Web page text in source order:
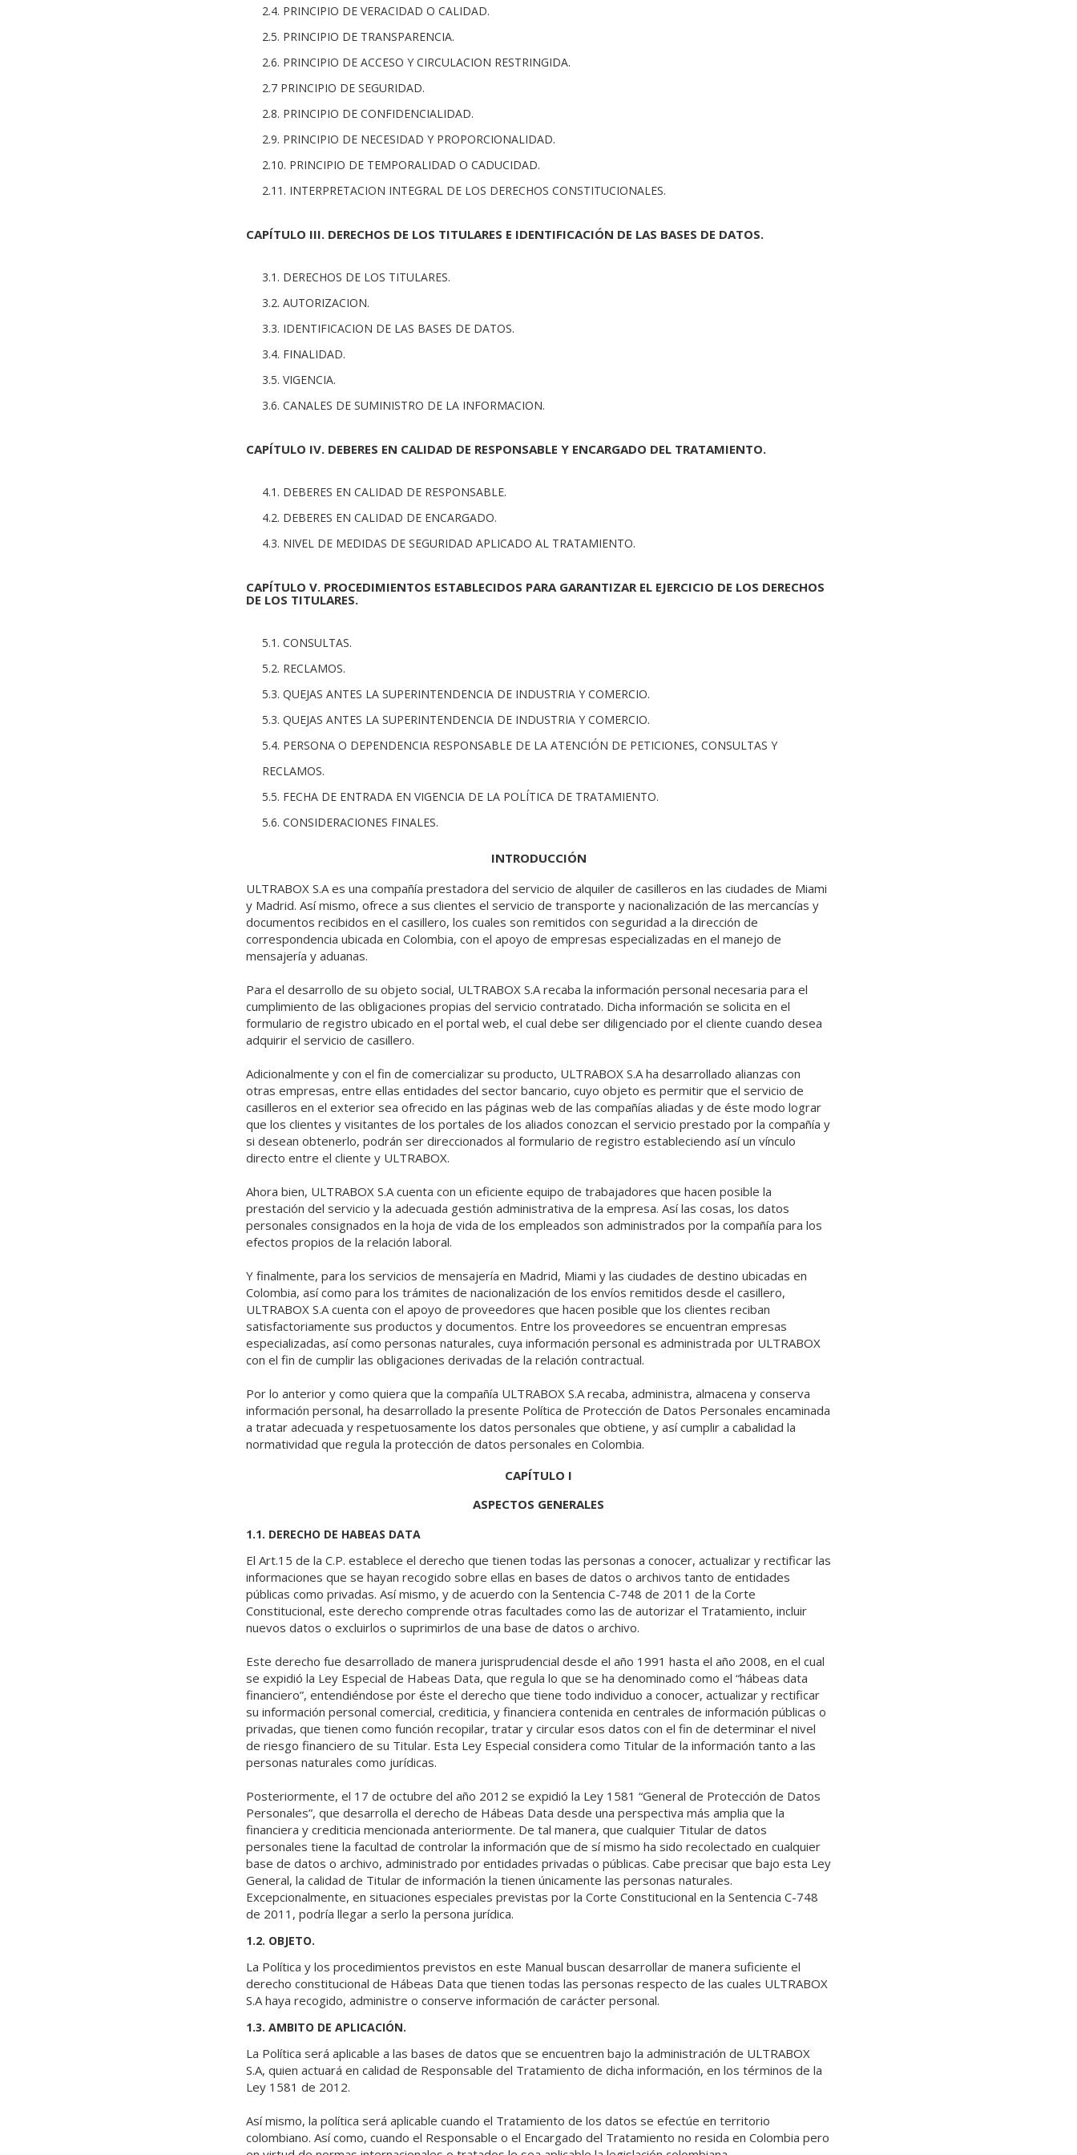
2.4. PRINCIPIO DE VERACIDAD O CALIDAD.
2.5. PRINCIPIO DE TRANSPARENCIA.
2.6. PRINCIPIO DE ACCESO Y CIRCULACION RESTRINGIDA.
2.7 PRINCIPIO DE SEGURIDAD.
2.8. PRINCIPIO DE CONFIDENCIALIDAD.
2.9. PRINCIPIO DE NECESIDAD Y PROPORCIONALIDAD.
2.10. PRINCIPIO DE TEMPORALIDAD O CADUCIDAD.
2.11. INTERPRETACION INTEGRAL DE LOS DERECHOS CONSTITUCIONALES.
CAPÍTULO III. DERECHOS DE LOS TITULARES E IDENTIFICACIÓN DE LAS BASES DE DATOS.
3.1. DERECHOS DE LOS TITULARES.
3.2. AUTORIZACION.
3.3. IDENTIFICACION DE LAS BASES DE DATOS.
3.4. FINALIDAD.
3.5. VIGENCIA.
3.6. CANALES DE SUMINISTRO DE LA INFORMACION.
CAPÍTULO IV. DEBERES EN CALIDAD DE RESPONSABLE Y ENCARGADO DEL TRATAMIENTO.
4.1. DEBERES EN CALIDAD DE RESPONSABLE.
4.2. DEBERES EN CALIDAD DE ENCARGADO.
4.3. NIVEL DE MEDIDAS DE SEGURIDAD APLICADO AL TRATAMIENTO.
CAPÍTULO V. PROCEDIMIENTOS ESTABLECIDOS PARA GARANTIZAR EL EJERCICIO DE LOS DERECHOS
DE LOS TITULARES.
5.1. CONSULTAS.
5.2. RECLAMOS.
5.3. QUEJAS ANTES LA SUPERINTENDENCIA DE INDUSTRIA Y COMERCIO.
5.3. QUEJAS ANTES LA SUPERINTENDENCIA DE INDUSTRIA Y COMERCIO.
5.4. PERSONA O DEPENDENCIA RESPONSABLE DE LA ATENCIÓN DE PETICIONES, CONSULTAS Y
RECLAMOS.
5.5. FECHA DE ENTRADA EN VIGENCIA DE LA POLÍTICA DE TRATAMIENTO.
5.6. CONSIDERACIONES FINALES.
INTRODUCCIÓN
ULTRABOX S.A es una compañía prestadora del servicio de alquiler de casilleros en las ciudades de Miami
y Madrid. Así mismo, ofrece a sus clientes el servicio de transporte y nacionalización de las mercancías y
documentos recibidos en el casillero, los cuales son remitidos con seguridad a la dirección de
correspondencia ubicada en Colombia, con el apoyo de empresas especializadas en el manejo de
mensajería y aduanas.
Para el desarrollo de su objeto social, ULTRABOX S.A recaba la información personal necesaria para el
cumplimiento de las obligaciones propias del servicio contratado. Dicha información se solicita en el
formulario de registro ubicado en el portal web, el cual debe ser diligenciado por el cliente cuando desea
adquirir el servicio de casillero.
Adicionalmente y con el fin de comercializar su producto, ULTRABOX S.A ha desarrollado alianzas con
otras empresas, entre ellas entidades del sector bancario, cuyo objeto es permitir que el servicio de
casilleros en el exterior sea ofrecido en las páginas web de las compañías aliadas y de éste modo lograr
que los clientes y visitantes de los portales de los aliados conozcan el servicio prestado por la compañía y
si desean obtenerlo, podrán ser direccionados al formulario de registro estableciendo así un vínculo
directo entre el cliente y ULTRABOX.
Ahora bien, ULTRABOX S.A cuenta con un eficiente equipo de trabajadores que hacen posible la
prestación del servicio y la adecuada gestión administrativa de la empresa. Así las cosas, los datos
personales consignados en la hoja de vida de los empleados son administrados por la compañía para los
efectos propios de la relación laboral.
Y finalmente, para los servicios de mensajería en Madrid, Miami y las ciudades de destino ubicadas en
Colombia, así como para los trámites de nacionalización de los envíos remitidos desde el casillero,
ULTRABOX S.A cuenta con el apoyo de proveedores que hacen posible que los clientes reciban
satisfactoriamente sus productos y documentos. Entre los proveedores se encuentran empresas
especializadas, así como personas naturales, cuya información personal es administrada por ULTRABOX
con el fin de cumplir las obligaciones derivadas de la relación contractual.
Por lo anterior y como quiera que la compañía ULTRABOX S.A recaba, administra, almacena y conserva
información personal, ha desarrollado la presente Política de Protección de Datos Personales encaminada
a tratar adecuada y respetuosamente los datos personales que obtiene, y así cumplir a cabalidad la
normatividad que regula la protección de datos personales en Colombia.
CAPÍTULO I
ASPECTOS GENERALES
1.1. DERECHO DE HABEAS DATA
El Art.15 de la C.P. establece el derecho que tienen todas las personas a conocer, actualizar y rectificar las
informaciones que se hayan recogido sobre ellas en bases de datos o archivos tanto de entidades
públicas como privadas. Así mismo, y de acuerdo con la Sentencia C-748 de 2011 de la Corte
Constitucional, este derecho comprende otras facultades como las de autorizar el Tratamiento, incluir
nuevos datos o excluirlos o suprimirlos de una base de datos o archivo.
Este derecho fue desarrollado de manera jurisprudencial desde el año 1991 hasta el año 2008, en el cual
se expidió la Ley Especial de Habeas Data, que regula lo que se ha denominado como el “hábeas data
financiero”, entendiéndose por éste el derecho que tiene todo individuo a conocer, actualizar y rectificar
su información personal comercial, crediticia, y financiera contenida en centrales de información públicas o
privadas, que tienen como función recopilar, tratar y circular esos datos con el fin de determinar el nivel
de riesgo financiero de su Titular. Esta Ley Especial considera como Titular de la información tanto a las
personas naturales como jurídicas.
Posteriormente, el 17 de octubre del año 2012 se expidió la Ley 1581 “General de Protección de Datos
Personales”, que desarrolla el derecho de Hábeas Data desde una perspectiva más amplia que la
financiera y crediticia mencionada anteriormente. De tal manera, que cualquier Titular de datos
personales tiene la facultad de controlar la información que de sí mismo ha sido recolectado en cualquier
base de datos o archivo, administrado por entidades privadas o públicas. Cabe precisar que bajo esta Ley
General, la calidad de Titular de información la tienen únicamente las personas naturales.
Excepcionalmente, en situaciones especiales previstas por la Corte Constitucional en la Sentencia C-748
de 2011, podría llegar a serlo la persona jurídica.
1.2. OBJETO.
La Política y los procedimientos previstos en este Manual buscan desarrollar de manera suficiente el
derecho constitucional de Hábeas Data que tienen todas las personas respecto de las cuales ULTRABOX
S.A haya recogido, administre o conserve información de carácter personal.
1.3. AMBITO DE APLICACIÓN.
La Política será aplicable a las bases de datos que se encuentren bajo la administración de ULTRABOX
S.A, quien actuará en calidad de Responsable del Tratamiento de dicha información, en los términos de la
Ley 1581 de 2012.
Así mismo, la política será aplicable cuando el Tratamiento de los datos se efectúe en territorio
colombiano. Así como, cuando el Responsable o el Encargado del Tratamiento no resida en Colombia pero